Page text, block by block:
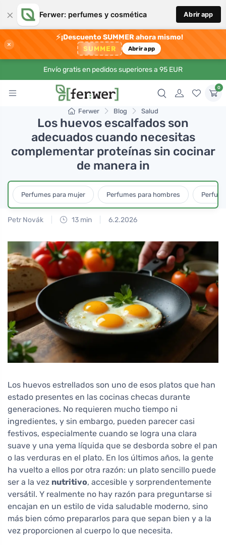
× Ferwer: perfumes y cosmética Abrir app
×
⚡¡Descuento SUMMER ahora mismo!
SUMMER Abrir app
Envío gratis en pedidos superiores a 95 EUR
0
Ferwer Blog Salud
Los huevos escalfados son
adecuados cuando necesitas
complementar proteínas sin cocinar
de manera in
Perfumes para mujer Perfumes para hombres
Petr Novák 13 min 6.2.2026
Los huevos estrellados son uno de esos platos que han
estado presentes en las cocinas checas durante
generaciones. No requieren mucho tiempo ni
ingredientes, y sin embargo, pueden parecer casi
festivos, especialmente cuando se logra una clara
suave y una yema líquida que se desborda sobre el pan
o las verduras en el plato. En los últimos años, la gente
ha vuelto a ellos por otra razón: un plato sencillo puede
ser a la vez nutritivo, accesible y sorprendentemente
versátil. Y realmente no hay razón para preguntarse si
encajan en un estilo de vida saludable moderno, sino
más bien cómo prepararlos para que sepan bien y a la
vez proporcionen al cuerpo lo que necesita.